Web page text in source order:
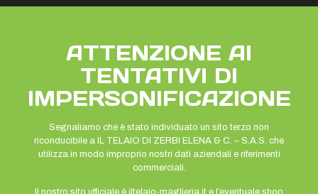
ATTENZIONE AI
TENTATIVI DI
IMPERSONIFICAZIONE
Segnaliamo che è stato individuato un sito terzo non
riconducibile a IL TELAIO DI ZERBI ELENA & C. – S.A.S. che
utilizza in modo improprio nostri dati aziendali e riferimenti
commerciali.